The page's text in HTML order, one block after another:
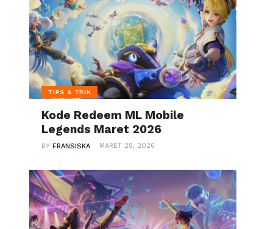
TIPS & TRIK
Kode Redeem ML Mobile
Legends Maret 2026
BYFRANSISKA MARET 28, 2026